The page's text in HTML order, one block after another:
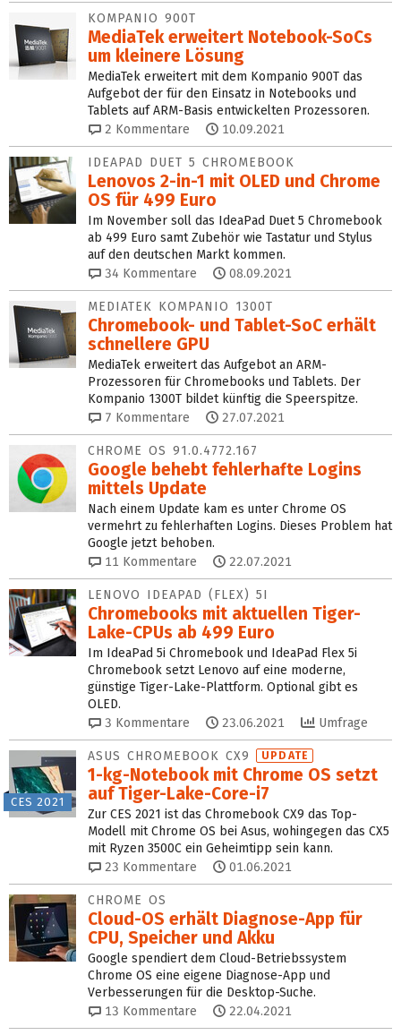
KOMPANIO 900T
MediaTek erweitert Notebook-SoCs
um kleinere Lösung
MediaTek erweitert mit dem Kompanio 900T das
Aufgebot der für den Einsatz in Notebooks und
Tablets auf ARM-Basis entwickelten Prozessoren.
2 Kommentare 10.09.2021
IDEAPAD DUET 5 CHROMEBOOK
Lenovos 2-in-1 mit OLED und Chrome
OS für 499 Euro
Im November soll das IdeaPad Duet 5 Chromebook
ab 499 Euro samt Zubehör wie Tastatur und Stylus
auf den deutschen Markt kommen.
34 Kommentare 08.09.2021
MEDIATEK KOMPANIO 1300T
Chromebook- und Tablet-SoC erhält
schnellere GPU
MediaTek erweitert das Aufgebot an ARM-
Prozessoren für Chromebooks und Tablets. Der
Kompanio 1300T bildet künftig die Speerspitze.
7 Kommentare 27.07.2021
CHROME OS 91.0.4772.167
Google behebt fehlerhafte Logins
mittels Update
Nach einem Update kam es unter Chrome OS
vermehrt zu fehlerhaften Logins. Dieses Problem hat
Google jetzt behoben.
11 Kommentare 22.07.2021
LENOVO IDEAPAD (FLEX) 5I
Chromebooks mit aktuellen Tiger-
Lake-CPUs ab 499 Euro
Im IdeaPad 5i Chromebook und IdeaPad Flex 5i
Chromebook setzt Lenovo auf eine moderne,
günstige Tiger-Lake-Plattform. Optional gibt es
OLED.
3 Kommentare 23.06.2021 Umfrage
CES 2021
ASUS CHROMEBOOK CX9 UPDATE
1-kg-Notebook mit Chrome OS setzt
auf Tiger-Lake-Core-i7
Zur CES 2021 ist das Chromebook CX9 das Top-
Modell mit Chrome OS bei Asus, wohingegen das CX5
mit Ryzen 3500C ein Geheimtipp sein kann.
23 Kommentare 01.06.2021
CHROME OS
Cloud-OS erhält Diagnose-App für
CPU, Speicher und Akku
Google spendiert dem Cloud-Betriebssystem
Chrome OS eine eigene Diagnose-App und
Verbesserungen für die Desktop-Suche.
13 Kommentare 22.04.2021